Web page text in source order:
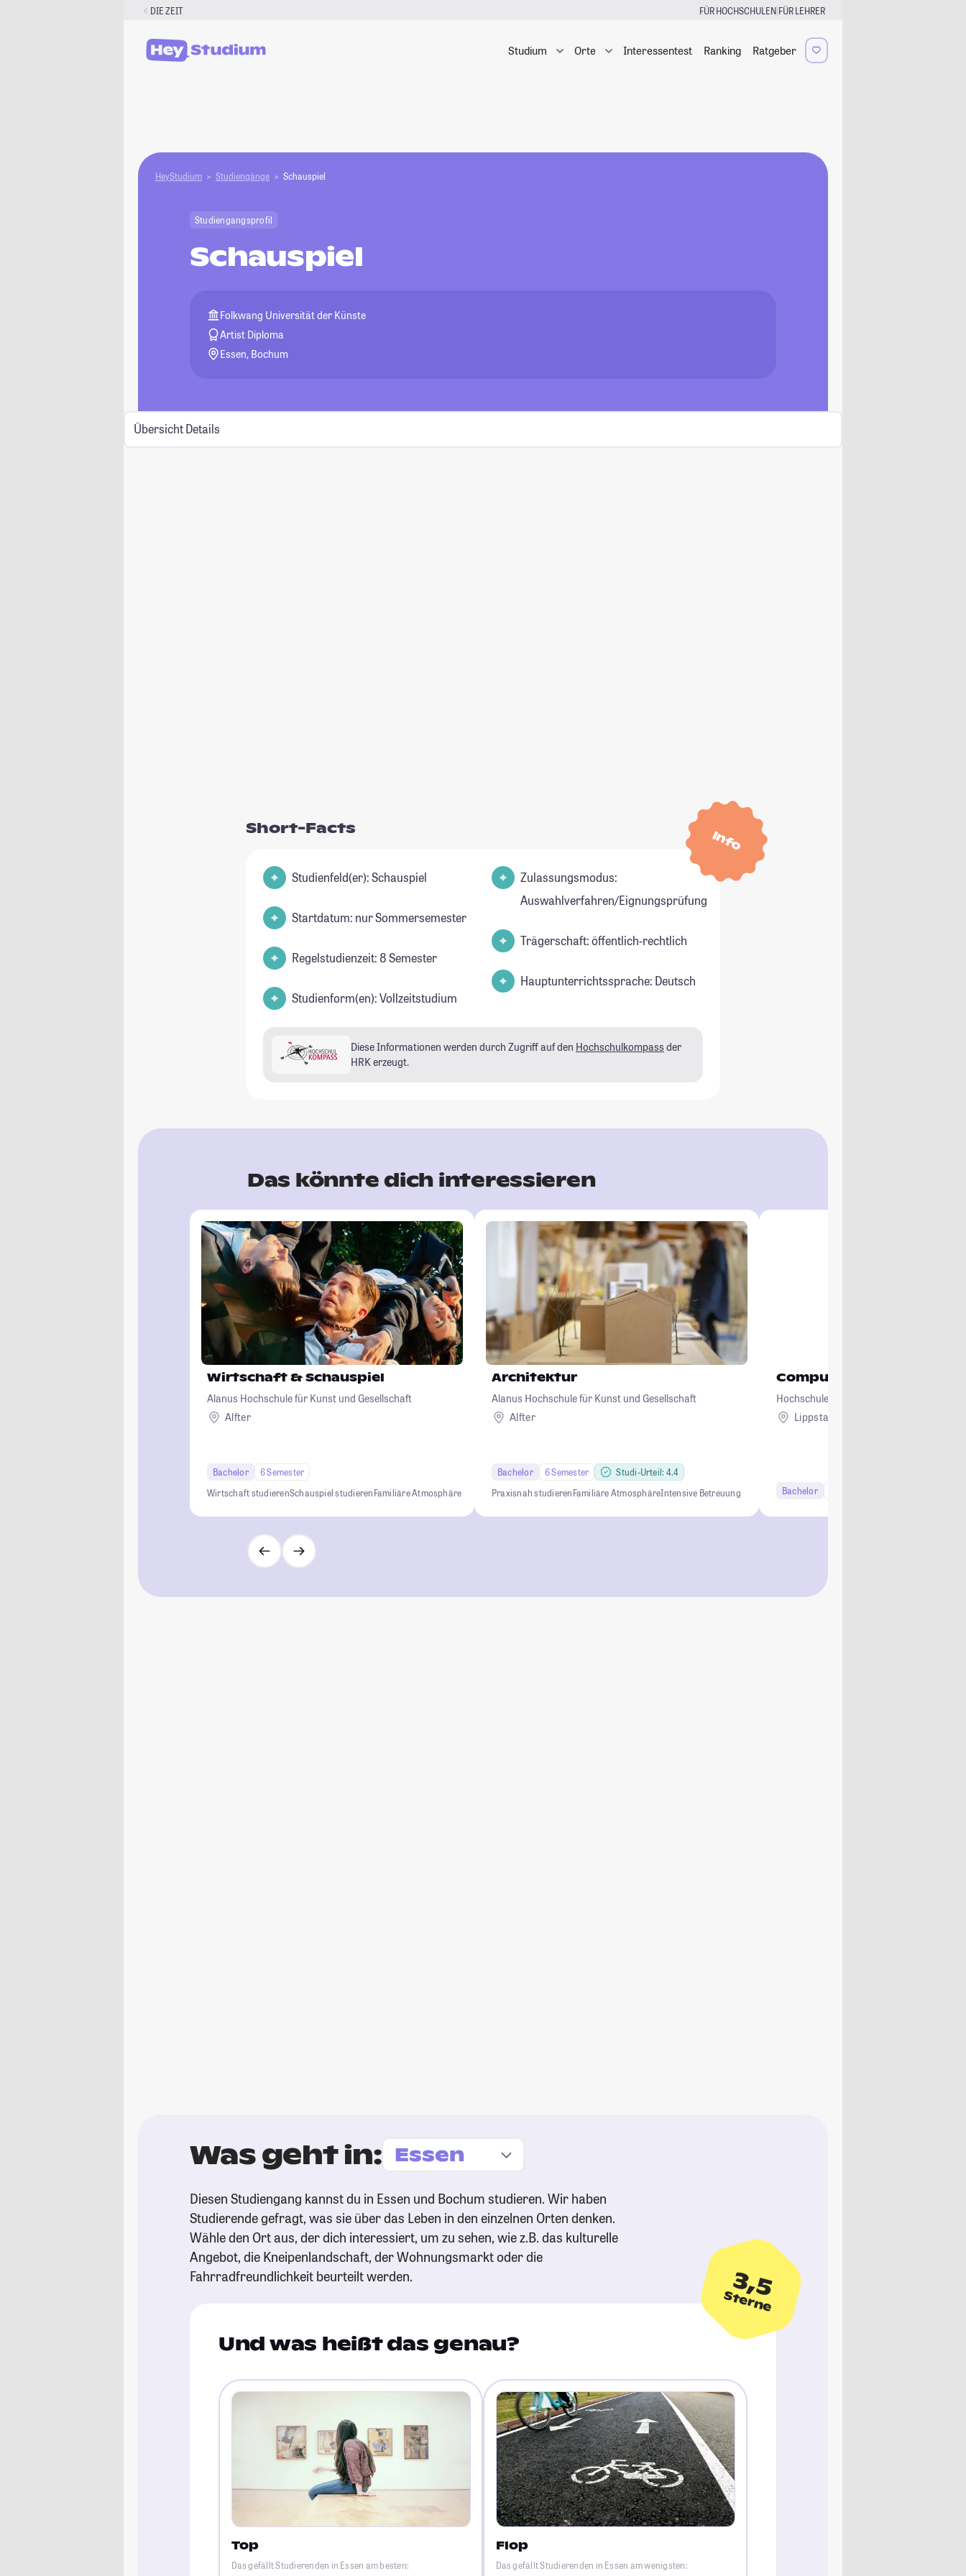
DIE ZEIT FÜR HOCHSCHULEN|FÜR LEHRER
Studium Orte Interessentest Ranking Ratgeber
HeyStudium Studiengänge Schauspiel
Studiengangsprofil
Schauspiel
Folkwang Universität der Künste
Artist Diploma
Essen, Bochum
Übersicht Details
Info
Short-Facts
Studienfeld(er): Schauspiel
Startdatum: nur Sommersemester
Regelstudienzeit: 8 Semester
Studienform(en): Vollzeitstudium
Zulassungsmodus:
Auswahlverfahren/Eignungsprüfung
Trägerschaft: öffentlich-rechtlich
Hauptunterrichtssprache: Deutsch
Diese Informationen werden durch Zugriff auf den Hochschulkompass der
HRK erzeugt.
Das könnte dich interessieren
Wirtschaft & Schauspiel
Alanus Hochschule für Kunst und Gesellschaft
Alfter
Bachelor
6 Semester
Wirtschaft studierenSchauspiel studierenFamiliäre Atmosphäre
Architektur
Alanus Hochschule für Kunst und Gesellschaft
Alfter
Bachelor 6 Semester
Studi-Urteil: 4.4
Praxisnah studierenFamiliäre AtmosphäreIntensive Betreuung
Computervisualistik und
Hochschule Hamm-Lippstadt
Lippstadt
Bachelor
Was geht in:
Diesen Studiengang kannst du in Essen und Bochum studieren. Wir haben
Studierende gefragt, was sie über das Leben in den einzelnen Orten denken.
Wähle den Ort aus, der dich interessiert, um zu sehen, wie z.B. das kulturelle
Angebot, die Kneipenlandschaft, der Wohnungsmarkt oder die
Fahrradfreundlichkeit beurteilt werden.
3,5
Sterne
Und was heißt das genau?
Top
Das gefällt Studierenden in Essen am besten:
Flop
Das gefällt Studierenden in Essen am wenigsten: